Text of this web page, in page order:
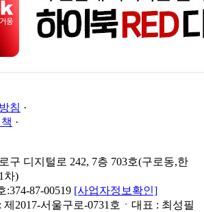
침 ·
·
구 디지털로 242, 7층 703호(구로동,한
차)
87-00519 [사업자정보확인]
2017-서울구로-0731호ㆍ대표 : 최성필